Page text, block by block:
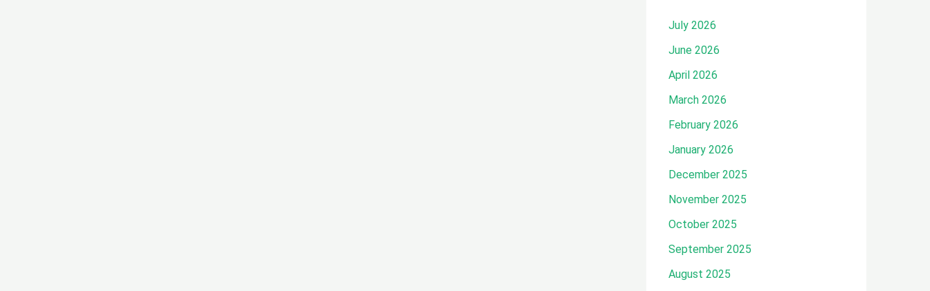
July 2026
June 2026
April 2026
March 2026
February 2026
January 2026
December 2025
November 2025
October 2025
September 2025
August 2025